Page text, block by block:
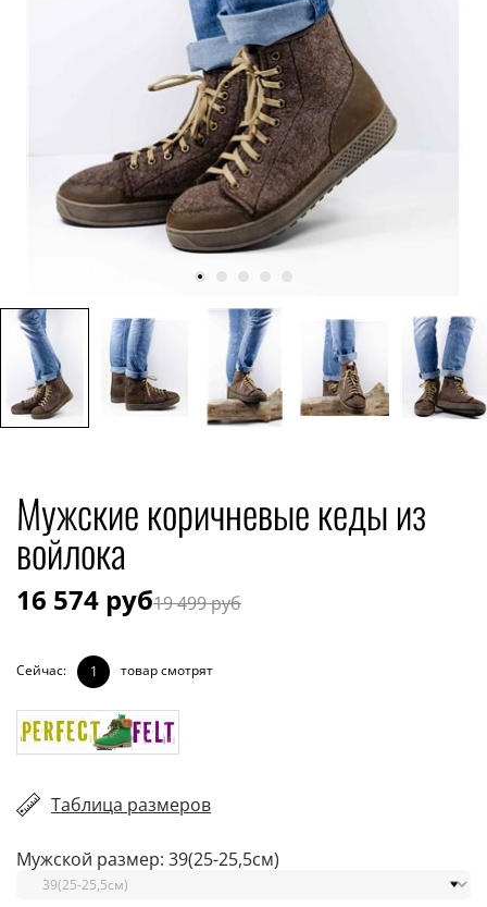
Мужские коричневые кеды из
войлока
16 574 руб19 499 руб
Сейчас: 1 товар смотрят
Таблица размеров
Мужской размер: 39(25-25,5см)